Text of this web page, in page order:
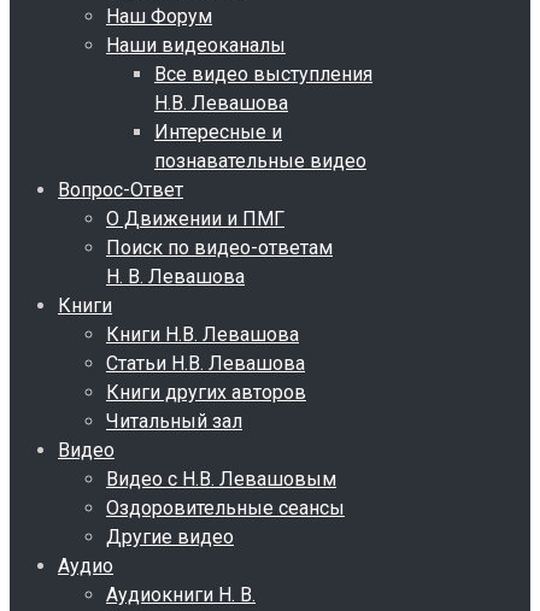
Наш Форум
Наши видеоканалы
Все видео выступления
Н.В. Левашова
Интересные и
познавательные видео
Вопрос-Ответ
О Движении и ПМГ
Поиск по видео-ответам
Н. В. Левашова
Книги
Книги Н.В. Левашова
Статьи Н.В. Левашова
Книги других авторов
Читальный зал
Видео
Видео с Н.В. Левашовым
Оздоровительные сеансы
Другие видео
Аудио
Аудиокниги Н. В.